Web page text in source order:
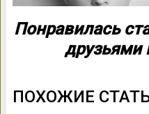
Понравилась
друзьями
ПОХОЖИЕ